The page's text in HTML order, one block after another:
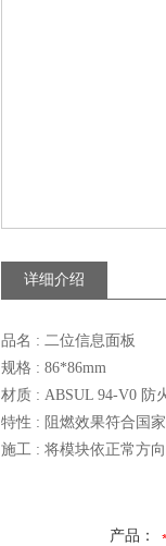
详细介绍
品名 : 二位信息面板
规格 : 86*86mm
材质 : ABSUL 94-V0 防
特性 : 阻燃效果符合国
施工 : 将模块依正常方
产品：